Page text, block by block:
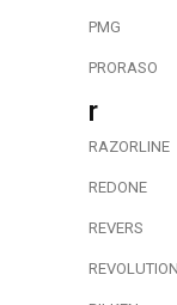
PMG
PRORASO
r
RAZORLINE
REDONE
REVERS
REVOLUTION